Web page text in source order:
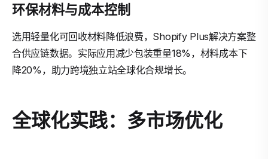
环保材料与成本控制
选用轻量化可回收材料降低浪费，Shopify Plus解决方案整
合供应链数据。实际应用减少包装重量18%，材料成本下
降20%，助力跨境独立站全球化合规增长。
全球化实践：多市场优化